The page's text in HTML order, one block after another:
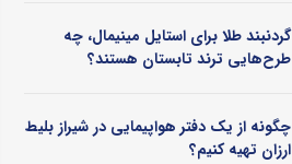
گردنبند طلا برای استایل مینیمال، چه
طرح‌هایی ترند تابستان هستند؟
چگونه از یک دفتر هواپیمایی در شیراز بلیط
ارزان تهیه کنیم؟